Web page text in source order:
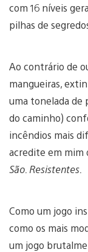
com 16 níveis
pilhas de
Ao contrário de
mangueiras,
uma tonelada de
do caminho)
incêndios mais
acredite em mim
São. Resistentes.
Como um jogo
como os mais
um jogo